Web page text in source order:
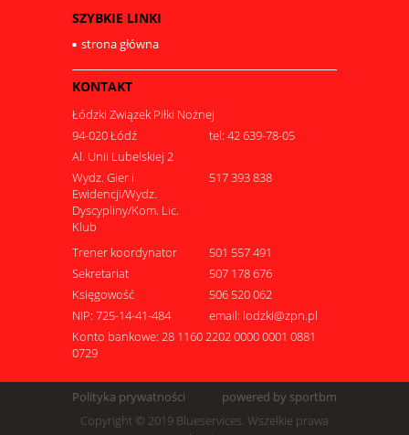
SZYBKIE LINKI
strona główna
KONTAKT
Łódzki Związek Piłki Nożnej
94-020 Łódź
tel: 42 639-78-05
Al. Unii Lubelskiej 2
Wydz. Gier i
Ewidencji/Wydz.
Dyscypliny/Kom. Lic.
Klub
517 393 838
Trener koordynator
501 557 491
Sekretariat
507 178 676
Księgowość
506 520 062
NIP: 725-14-41-484
email: lodzki@zpn.pl
Konto bankowe: 28 1160 2202 0000 0001 0881
0729
Polityka prywatności
powered by sportbm
Copyright © 2019 Blueservices. Wszelkie prawa